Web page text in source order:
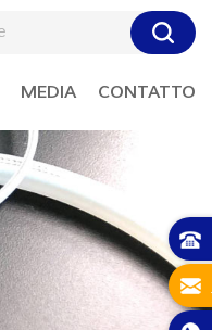
MEDIA CONTATTO